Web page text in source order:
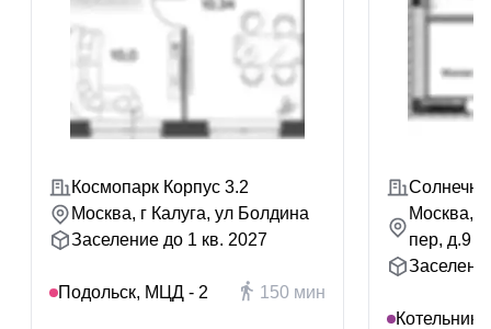
Космопарк Корпус 3.2
Москва, г Калуга, ул Болдина
Заселение до 1 кв. 2027
Подольск, МЦД - 2 150 мин
Москва,
пер, д.9